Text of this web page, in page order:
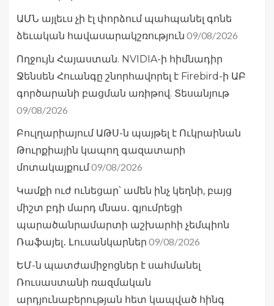
ԱՄՆ այլեւս չի էլ փորձում պահպանել գոնե
ձեւական հավասարակշռություն 09/08/2026
Ողջույն Հայաստան. NVIDIA-ի հիմնադիր
Ջենսեն Հուանգը շնորհավորել է Firebird-ի ԱԲ
գործարանի բացման առիթով. Տեսանյութ
09/08/2026
Բուլղարիայում ԱԹՍ-ն պայթել է Ուկրաինան
Թուրքիային կապող գազատարի
մոտակայքում09/08/2026
Կամքի ուժ ունեցար՝ ամեն ինչ կեղնի, բայց
միշտ բդի մարդ մնաս․ գյումրեցի
պարածանրամարտի աշխարհի չեմպիոն
Ռաֆայել․ Լուսանկարներ 09/08/2026
ԵՄ-ն պատժամիջոցներ է սահմանել
Ռուսաստանի ռազմական
արդյունաբերության հետ կապված հինգ